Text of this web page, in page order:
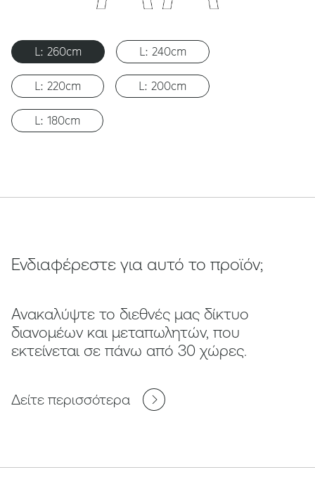
L: 260cm L: 240cm
L: 220cm L: 200cm
L: 180cm
Ενδιαφέρεστε για αυτό το προϊόν;
Ανακαλύψτε το διεθνές μας δίκτυο
διανομέων και μεταπωλητών, που
εκτείνεται σε πάνω από 30 χώρες.
Δείτε περισσότερα